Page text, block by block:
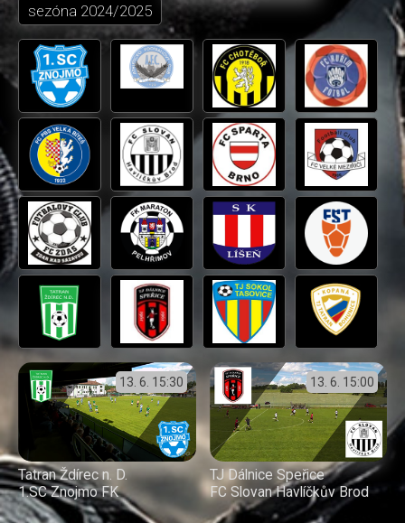
sezóna 2024/2025
13. 6. 15:30
Tatran Ždírec n. D.
1.SC Znojmo FK
13. 6. 15:00
TJ Dálnice Speřice
FC Slovan Havlíčkův Brod